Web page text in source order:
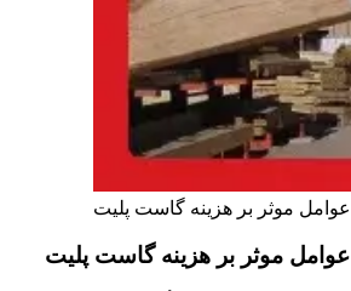
عوامل موثر بر هزینه گاست پلیت
عوامل موثر بر هزینه گاست پلیت